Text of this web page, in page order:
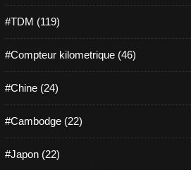
#TDM (119)
#Compteur kilometrique (46)
#Chine (24)
#Cambodge (22)
#Japon (22)